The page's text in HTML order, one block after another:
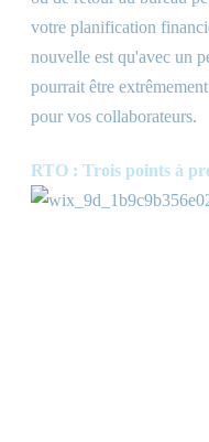
votre planification
nouvelle est qu'avec un
pourrait être
pour vos collaborateurs.
RTO : Trois points à